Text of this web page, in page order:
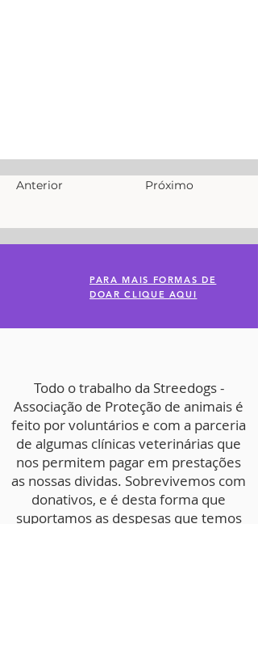
Anterior Próximo
PARA MAIS FORMAS DE
DOAR CLIQUE AQUI
Todo o trabalho da Streedogs -
Associação de Proteção de animais é
feito por voluntários e com a parceria
de algumas clínicas veterinárias que
nos permitem pagar em prestações
as nossas dividas. Sobrevivemos com
donativos, e é desta forma que
suportamos as despesas que temos